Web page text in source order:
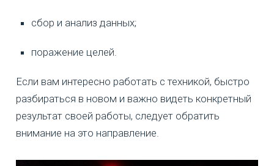
сбор и анализ данных;
поражение целей.
Если вам интересно работать с техникой, быстро
разбираться в новом и важно видеть конкретный
результат своей работы, следует обратить
внимание на это направление.